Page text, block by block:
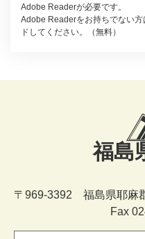
Adobe Readerが必要です。
Adobe Readerをお持ちでない
ドしてください。（無料）
福島
〒969-3392 福島県耶麻
Fax